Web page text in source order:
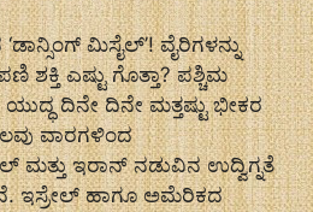
ಮಿಸೈಲ್’! ವೈರಿಗಳನ್ನು
ಶಕ್ತಿ ಎಷ್ಟು ಗೊತ್ತಾ? ಪಶ್ಚಿಮ
ದಿನೇ ದಿನೇ ಮತ್ತಷ್ಟು ಭೀಕರ
ವಾರಗಳಿಂದ
ಮತ್ತು ಇರಾನ್ ನಡುವಿನ ಉದ್ವಿಗ್ನತೆ
ಇಸ್ರೇಲ್ ಹಾಗೂ ಅಮೆರಿಕದ